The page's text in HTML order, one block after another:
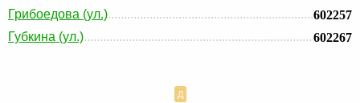
Грибоедова (ул.)
602257
Губкина (ул.)
602267
Д